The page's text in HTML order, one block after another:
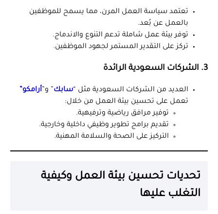
تعتمد سياسة العمل المرن، مما يسمح للموظفين
بالعمل عن بُعد.
توفر بيئة عمل شاملة تدعم التنوع والاندماج.
تركز على التقدير المستمر لجهود الموظفين.
3. الشركات السعودية الرائدة
العديد من الشركات السعودية مثل “سابك” و”أرامكو”
تعمل على تحسين بيئة العمل من خلال:
توفير مرافق رياضية وترفيهية.
تقديم برامج تطوير وظيفي داخلية وخارجية.
التركيز على الصحة والسلامة المهنية.
تحديات تحسين بيئة العمل وكيفية
التغلب عليها